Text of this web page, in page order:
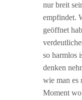
nur breit
empfindet.
geöffnet
so harmlos
denken
wie man es
Moment wo